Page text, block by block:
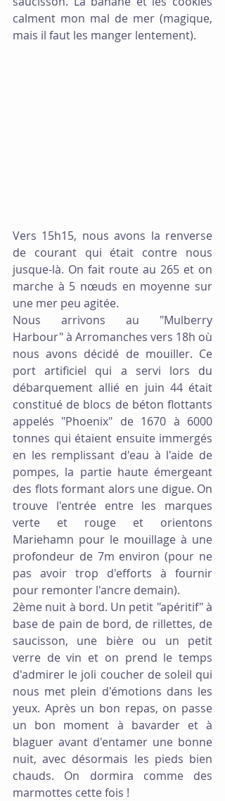
calment mon mal de mer (magique,
mais il faut les manger lentement).
Vers 15h15, nous avons la renverse
de courant qui était contre nous
jusque-là. On fait route au 265 et on
marche à 5 nœuds en moyenne sur
une mer peu agitée.
Nous arrivons au "Mulberry
Harbour" à Arromanches vers 18h où
nous avons décidé de mouiller. Ce
port artificiel qui a servi lors du
débarquement allié en juin 44 était
constitué de blocs de béton flottants
appelés "Phoenix" de 1670 à 6000
tonnes qui étaient ensuite immergés
en les remplissant d'eau à l'aide de
pompes, la partie haute émergeant
des flots formant alors une digue. On
trouve l'entrée entre les marques
verte et rouge et orientons
Mariehamn pour le mouillage à une
profondeur de 7m environ (pour ne
pas avoir trop d'efforts à fournir
pour remonter l'ancre demain).
2ème nuit à bord. Un petit "apéritif" à
base de pain de bord, de rillettes, de
saucisson, une bière ou un petit
verre de vin et on prend le temps
d'admirer le joli coucher de soleil qui
nous met plein d'émotions dans les
yeux. Après un bon repas, on passe
un bon moment à bavarder et à
blaguer avant d'entamer une bonne
nuit, avec désormais les pieds bien
chauds. On dormira comme des
marmottes cette fois !